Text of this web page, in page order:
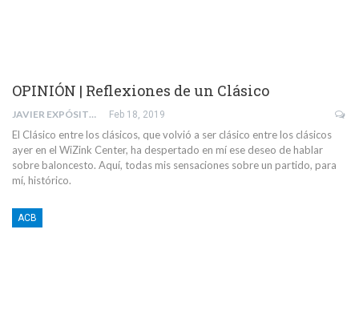
OPINIÓN | Reflexiones de un Clásico
JAVIER EXPÓSITO RODRÍGUEZ Feb 18, 2019
El Clásico entre los clásicos, que volvió a ser clásico entre los clásicos
ayer en el WiZink Center, ha despertado en mí ese deseo de hablar
sobre baloncesto. Aquí, todas mis sensaciones sobre un partido, para
mí, histórico.
ACB